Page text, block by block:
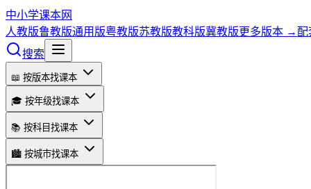
中小学课本网
人教版鲁教版通用版粤教版苏教版教科版冀教版更多版本 → 配
搜索
📖 按版本找课本
🎓 按年级找课本
📚 按科目找课本
🏙️ 按城市找课本